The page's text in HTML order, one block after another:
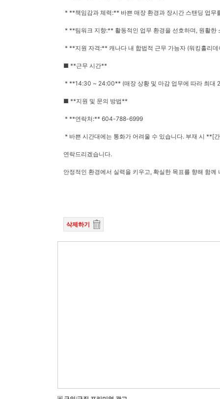
* **책임감과 체력:** 바쁜 매장 환경과 장시간 스탠딩 업무
* **팀워크 지향:** 활동적인 업무 환경을 선호하며, 원활한
* **지원 자격:** 캐나다 내 합법적 근무 가능자 (워킹홀리
■ **근무 시간**
* **14:30 ~ 24:00** (매장 상황 및 마감 업무에 따라 최대
■ **지원 및 문의 방법**
* **연락처:** 604-788-6999
* 바쁜 시간대에는 통화가 어려울 수 있습니다. 부재 시 **[
연락드리겠습니다.
안정적인 환경에서 실력을 키우고, 확실한 목표를 향해 함
삭제하기